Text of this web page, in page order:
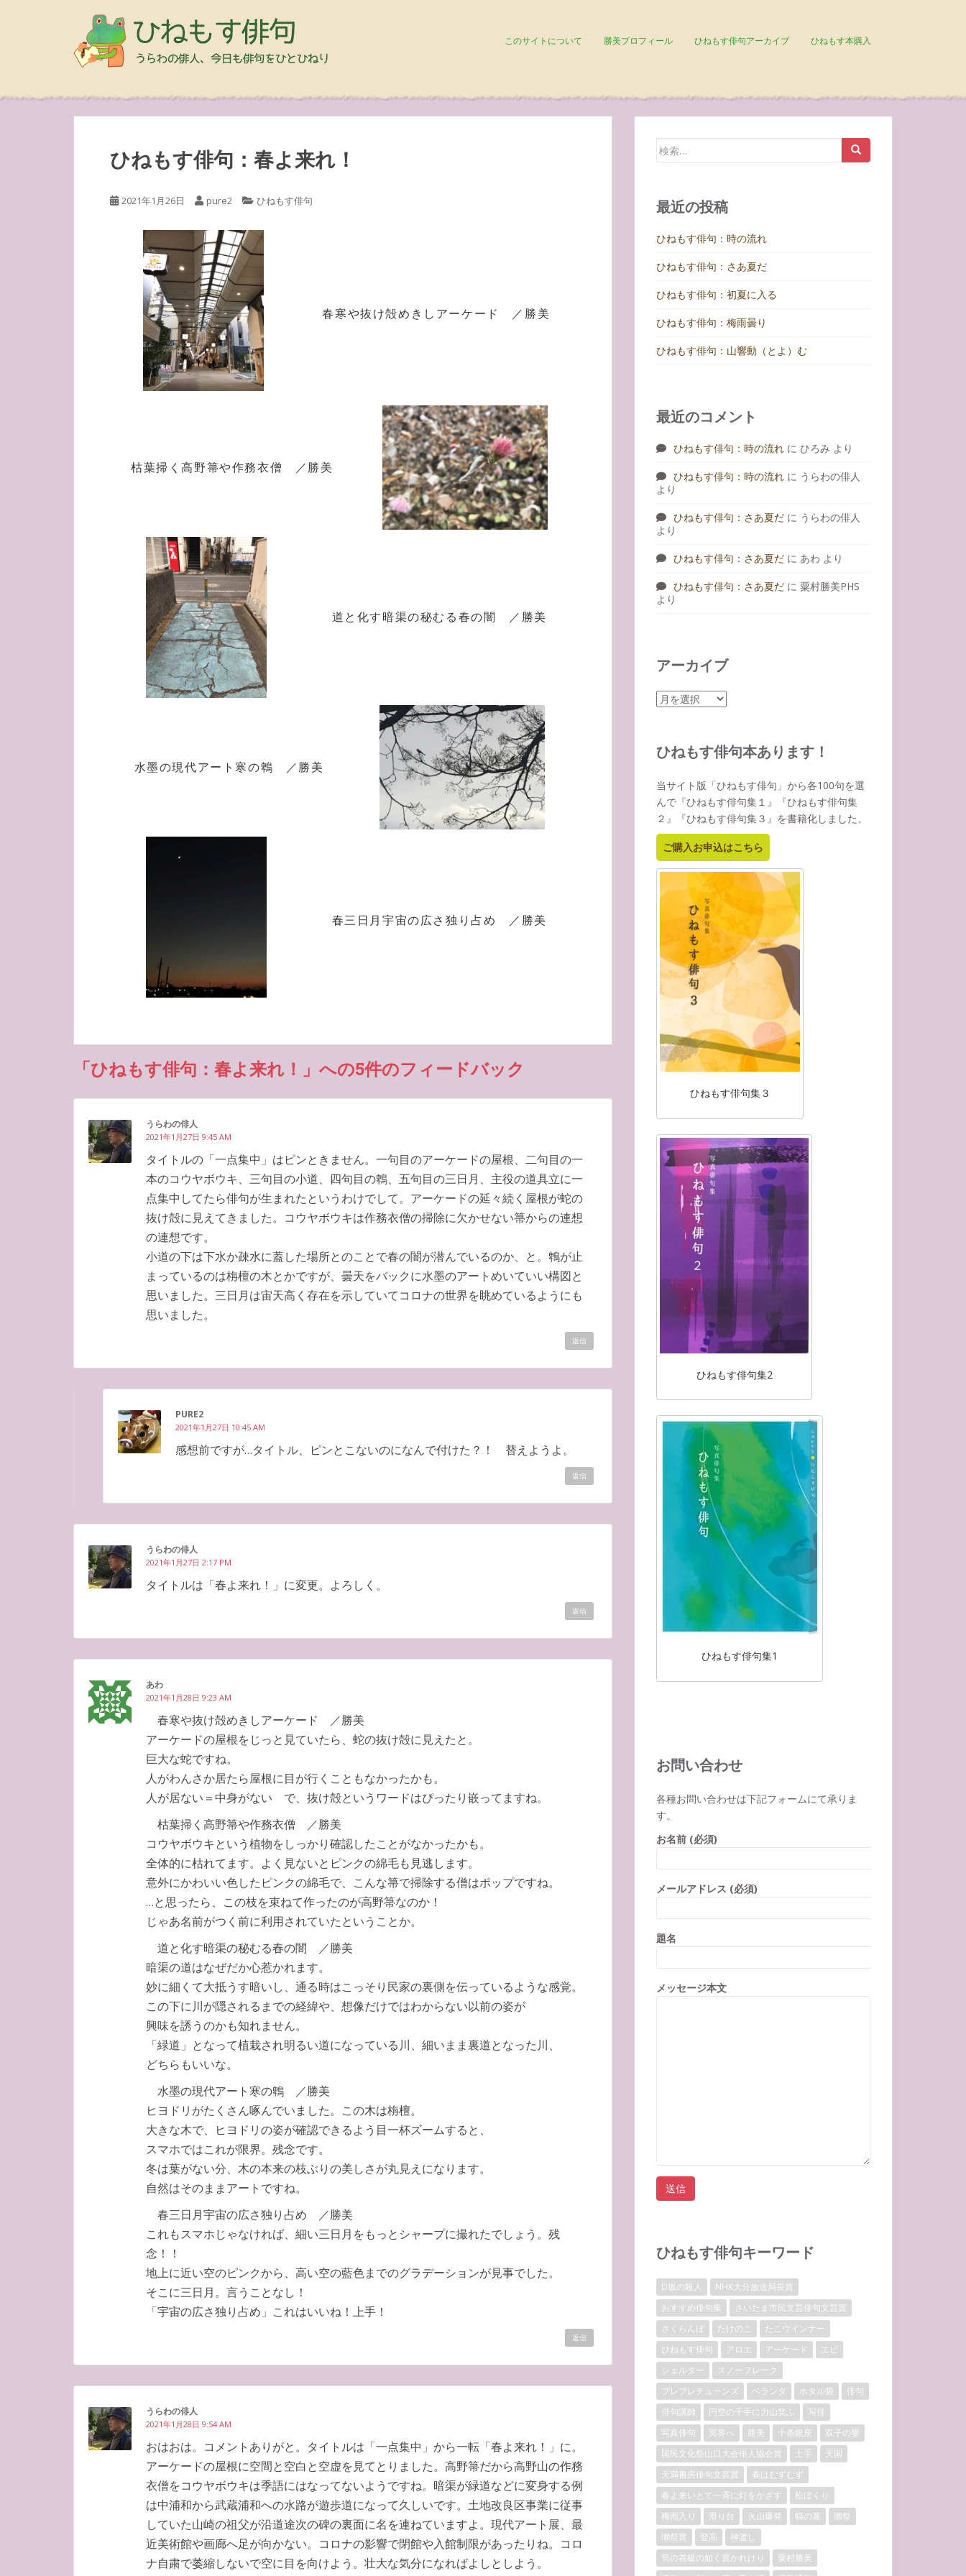
このサイトについて 勝美プロフィール ひねもす俳句アーカイブ ひねもす本購入
ひねもす俳句：春よ来れ！
2021年1月26日 pure2 ひねもす俳句
春寒や抜け殻めきしアーケード ／勝美
枯葉掃く高野箒や作務衣僧 ／勝美
道と化す暗渠の秘むる春の闇 ／勝美
水墨の現代アート寒の鵯 ／勝美
春三日月宇宙の広さ独り占め ／勝美
「ひねもす俳句：春よ来れ！」への5件のフィードバック
うらわの俳人
2021年1月27日 9:45 AM
タイトルの「一点集中」はピンときません。一句目のアーケードの屋根、二句目の一
本のコウヤボウキ、三句目の小道、四句目の鵯、五句目の三日月、主役の道具立に一
点集中してたら俳句が生まれたというわけでして。アーケードの延々続く屋根が蛇の
抜け殻に見えてきました。コウヤボウキは作務衣僧の掃除に欠かせない箒からの連想
の連想です。
小道の下は下水か疎水に蓋した場所とのことで春の闇が潜んでいるのか、と。鵯が止
まっているのは栴檀の木とかですが、曇天をバックに水墨のアートめいていい構図と
思いました。三日月は宙天高く存在を示していてコロナの世界を眺めているようにも
思いました。
返信
PURE2
2021年1月27日 10:45 AM
感想前ですが…タイトル、ピンとこないのになんで付けた？！ 替えようよ。
返信
うらわの俳人
2021年1月27日 2:17 PM
タイトルは「春よ来れ！」に変更。よろしく。
返信
あわ
2021年1月28日 9:23 AM
春寒や抜け殻めきしアーケード ／勝美
アーケードの屋根をじっと見ていたら、蛇の抜け殻に見えたと。
巨大な蛇ですね。
人がわんさか居たら屋根に目が行くこともなかったかも。
人が居ない＝中身がない で、抜け殻というワードはぴったり嵌ってますね。
枯葉掃く高野箒や作務衣僧 ／勝美
コウヤボウキという植物をしっかり確認したことがなかったかも。
全体的に枯れてます。よく見ないとピンクの綿毛も見逃します。
意外にかわいい色したピンクの綿毛で、こんな箒で掃除する僧はポップですね。
…と思ったら、この枝を束ねて作ったのが高野箒なのか！
じゃあ名前がつく前に利用されていたということか。
道と化す暗渠の秘むる春の闇 ／勝美
暗渠の道はなぜだか心惹かれます。
妙に細くて大抵うす暗いし、通る時はこっそり民家の裏側を伝っているような感覚。
この下に川が隠されるまでの経緯や、想像だけではわからない以前の姿が
興味を誘うのかも知れません。
「緑道」となって植栽され明るい道になっている川、細いまま裏道となった川、
どちらもいいな。
水墨の現代アート寒の鵯 ／勝美
ヒヨドリがたくさん啄んでいました。この木は栴檀。
大きな木で、ヒヨドリの姿が確認できるよう目一杯ズームすると、
スマホではこれが限界。残念です。
冬は葉がない分、木の本来の枝ぶりの美しさが丸見えになります。
自然はそのままアートですね。
春三日月宇宙の広さ独り占め ／勝美
これもスマホじゃなければ、細い三日月をもっとシャープに撮れたでしょう。残
念！！
地上に近い空のピンクから、高い空の藍色までのグラデーションが見事でした。
そこに三日月。言うことなし！
「宇宙の広さ独り占め」これはいいね！上手！
返信
うらわの俳人
2021年1月28日 9:54 AM
おはおは。コメントありがと。タイトルは「一点集中」から一転「春よ来れ！」に。
アーケードの屋根に空間と空白と空虚を見てとりました。高野箒だから高野山の作務
衣僧をコウヤボウキは季語にはなってないようですね。暗渠が緑道などに変身する例
は中浦和から武蔵浦和への水路が遊歩道になって久しいです。土地改良区事業に従事
していた山崎の祖父が沿道途次の碑の裏面に名を連ねていますよ。現代アート展、最
近美術館や画廊へ足が向かない。コロナの影響で閉館や入館制限があったりね。コロ
ナ自粛で萎縮しないで空に目を向けよう。壮大な気分になればよしとしよう。
検
最近の投稿
ひねもす俳句：時の流れ
ひねもす俳句：さあ夏だ
ひねもす俳句：初夏に入る
ひねもす俳句：梅雨曇り
ひねもす俳句：山響動（とよ）む
最近のコメント
ひねもす俳句：時の流れ に ひろみ より
ひねもす俳句：時の流れ に うらわの俳人
より
ひねもす俳句：さあ夏だ に うらわの俳人
より
ひねもす俳句：さあ夏だ に あわ より
ひねもす俳句：さあ夏だ に 粟村勝美PHS
より
アーカイブ
ア
イ
ひねもす俳句本あります！
当サイト版「ひねもす俳句」から各100句を選
んで『ひねもす俳句集１』『ひねもす俳句集
２』『ひねもす俳句集３』を書籍化しました。
ご購入お申込はこちら
ひねもす俳句集３
ひねもす俳句集2
ひねもす俳句集1
お問い合わせ
各種お問い合わせは下記フォームにて承りま
す。
お名前 (必須)
メールアドレス (必須)
題名
メッセージ本文
ひねもす俳句キーワード
D坂の殺人
NHK大分放送局長賞
おすすめ俳句集
さいたま市民文芸俳句文芸賞
さくらんぼ
たけのこ
たこウインナー
ひねもす俳句
アロエ アーケード
エビ
シェルター
スノーフレーク
プレプレチューンズ
ベランダ ホタル袋
俳句
俳句講師
円空の千手に力山笑ふ
写俳
写真俳句
冥界へ 勝美 十条銀座
双子の嬰
国民文化祭山口大会俳人協会賞
土手
天国
天満書房俳句文芸賞
春はむずむず
春よ来いとて一斉に灯をかざす
松ぼくり
梅雨入り
滑り台 火山爆発 猫の墓
獺祭
獺祭賞
登高
神渡し
筍の首級の如く置かれけり
粟村勝美